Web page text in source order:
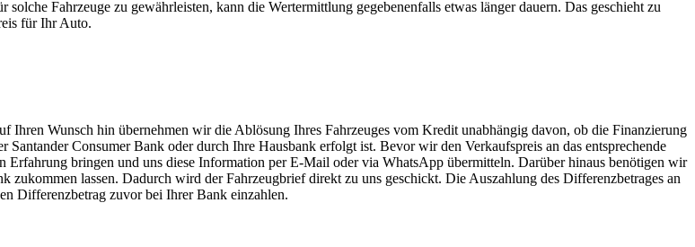
Fahrzeuge zu gewährleisten, kann die Wertermittlung gegebenenfalls etwas länger dauern. Das geschieht zu
für Ihr Auto.
Wunsch hin übernehmen wir die Ablösung Ihres Fahrzeuges vom Kredit unabhängig davon, ob die Finanzierung
Consumer Bank oder durch Ihre Hausbank erfolgt ist. Bevor wir den Verkaufspreis an das entsprechende
bringen und uns diese Information per E-Mail oder via WhatsApp übermitteln. Darüber hinaus benötigen wir
lassen. Dadurch wird der Fahrzeugbrief direkt zu uns geschickt. Die Auszahlung des Differenzbetrages an
Differenzbetrag zuvor bei Ihrer Bank einzahlen.